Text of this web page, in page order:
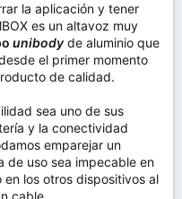
la aplicación y tener
es un altavoz muy
unibodyde aluminio que
el primer momento
de calidad.
sea uno de sus
y la conectividad
emparejar un
de uso sea impecable en
los otros dispositivos al
cable.